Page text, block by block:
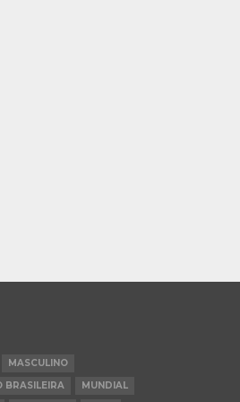
MASCULINO
BRASILEIRA MUNDIAL